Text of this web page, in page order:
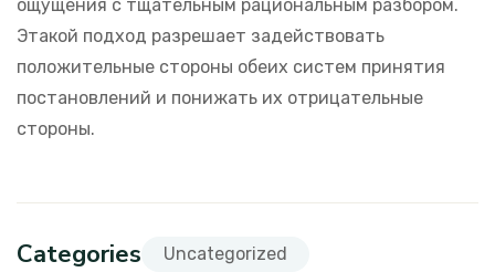
ощущения с тщательным рациональным разбором.
Этакой подход разрешает задействовать
положительные стороны обеих систем принятия
постановлений и понижать их отрицательные
стороны.
Categories Uncategorized